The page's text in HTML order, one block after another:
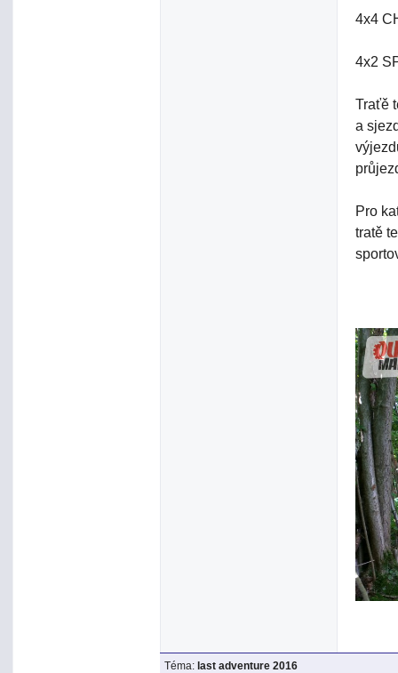
4x4
4x2
Traťě
a
Pro
tratě
Téma: last adventure 2016